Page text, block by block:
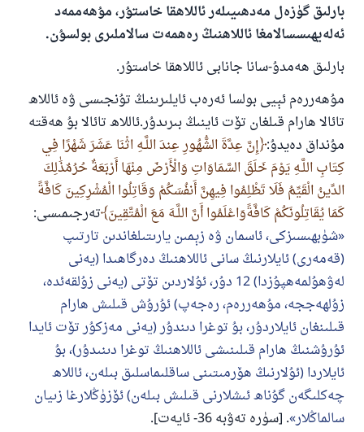
بارلىق گۈزەل مەدھىيىلەر ئاللاھقا خاستۇر، مۇھەممەد
ئەلەيھىسسالامغا ئاللاھنىڭ رەھمەت سالاملىرى بولسۇن.
بارلىق ھەمدۇ-سانا جانابى ئاللاھقا خاستۇر.
مۇھەررەم ئېيى بولسا ئەرەب ئايلىرىنىڭ تۇنجىسى ۋە ئاللاھ
تائالا ھارام قىلغان تۆت ئاينىڭ بىرىدۇر.ئاللاھ تائالا بۇ ھەقتە
مۇنداق دەيدۇ: إِنَّ عِدَّةَ الشُّهُورِ عِندَ اللَّـهِ اثْنَا عَشَرَ شَهْرًا فِي
كِتَابِ اللَّـهِ يَوْمَ خَلَقَ السَّمَاوَاتِ وَالْأَرْضَ مِنْهَا أَرْبَعَةٌ حُرُمٌذَٰلِكَ
الدِّينُ الْقَيِّمُ فَلَا تَظْلِمُوا فِيهِنَّ أَنفُسَكُمْ وَقَاتِلُوا الْمُشْرِكِينَ كَافَّةً
كَمَا يُقَاتِلُونَكُمْ كَافَّةًوَاعْلَمُوا أَنَّ اللَّـهَ مَعَ الْمُتَّقِينَ تەرجىمىسى:
شۈبھىسىزكى، ئاسمان ۋە زېمىن يارىتىلغاندىن تارتىپ
(قەمەرى) ئايلارنىڭ سانى ئاللاھنىڭ دەرگاھىدا (يەنى
لەۋھۇلمەھپۇزدا) 12 دۇر، ئۇلاردىن تۆتى (يەنى زۇلقەئدە،
زۇلھەججە، مۇھەررەم، رەجەپ) ئۇرۇش قىلىش ھارام
قىلىنغان ئايلاردۇر، بۇ توغرا دىندۇر (يەنى مەزكۇر تۆت ئايدا
ئۇرۇشنىڭ ھارام قىلىنىشى ئاللاھنىڭ توغرا دىنىدۇر)، بۇ
ئايلاردا (ئۇلارنىڭ ھۆرمىتىنى ساقلىماسلىق بىلەن، ئاللاھ
چەكلىگەن گۇناھ ئىشلارنى قىلىش بىلەن) ئۆزۈڭلارغا زىيان
سالماڭلار . [سۈرە تەۋبە 36- ئايەت].